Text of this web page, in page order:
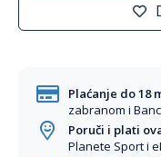
Plaćanje do 18
zabranom i
Poruči i plati
Planete Sport i